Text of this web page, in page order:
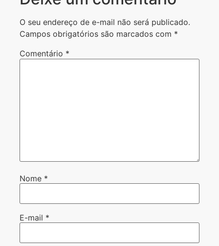
O seu endereço de e-mail não será publicado.
Campos obrigatórios são marcados com *
Comentário *
Nome *
E-mail *